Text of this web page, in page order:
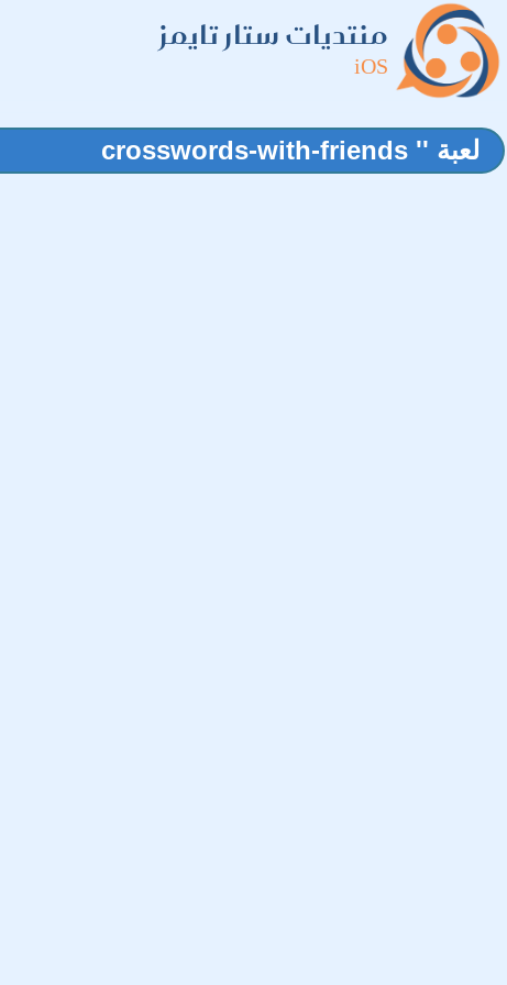
منتديات ستار تايمز
iOS
لعبة '' crosswords-with-friends